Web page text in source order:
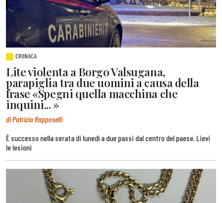
CRONACA
Lite violenta a Borgo Valsugana,
parapiglia tra due uomini a causa della
frase «Spegni quella macchina che
inquini... »
di Patrizia Rapposelli
È successo nella serata di lunedì a due passi dal centro del paese. Lievi
le lesioni